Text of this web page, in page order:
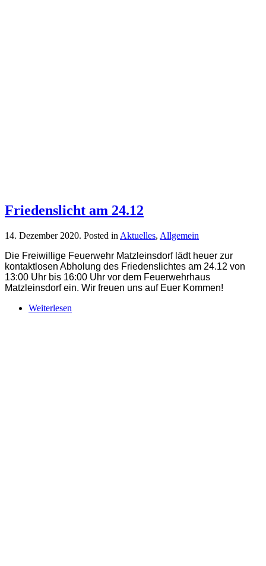
Friedenslicht am 24.12
14. Dezember 2020. Posted in Aktuelles, Allgemein
Die Freiwillige Feuerwehr Matzleinsdorf lädt heuer zur
kontaktlosen Abholung des Friedenslichtes am 24.12 von
13:00 Uhr bis 16:00 Uhr vor dem Feuerwehrhaus
Matzleinsdorf ein. Wir freuen uns auf Euer Kommen!
Weiterlesen